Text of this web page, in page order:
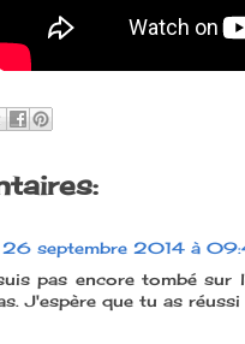
26 septembre 2014 à
pas encore tombé sur
J'espère que tu as